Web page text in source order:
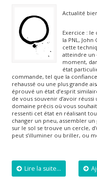
Actualité
Exercice : le
la PNL,
cette
atteindre un
moment,
état
commande, tel que la
rehaussé ou une plus grande
éprouvé un état d’esprit
de vous souvenir d’avoir
domaine précis où vous
ressenti cet état en réalisant
changer un pneu, assembler
sur le sol se trouve un cercle,
peut s’illuminer ou briller, ou
Lire la suite...